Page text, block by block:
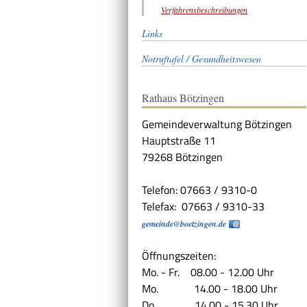
Verfahrensbeschreibungen
Links
Notruftafel / Gesundheitswesen
Rathaus Bötzingen
Gemeindeverwaltung Bötzingen
Hauptstraße 11
79268 Bötzingen
Telefon: 07663 / 9310-0
Telefax: 07663 / 9310-33
gemeinde@boetzingen.de
Öffnungszeiten:
Mo. - Fr. 08.00 - 12.00 Uhr
Mo. 14.00 - 18.00 Uhr